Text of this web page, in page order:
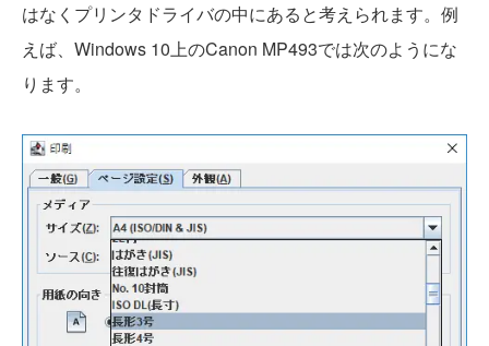
はなくプリンタドライバの中にあると考えられます。例
えば、Windows 10上のCanon MP493では次のようにな
ります。